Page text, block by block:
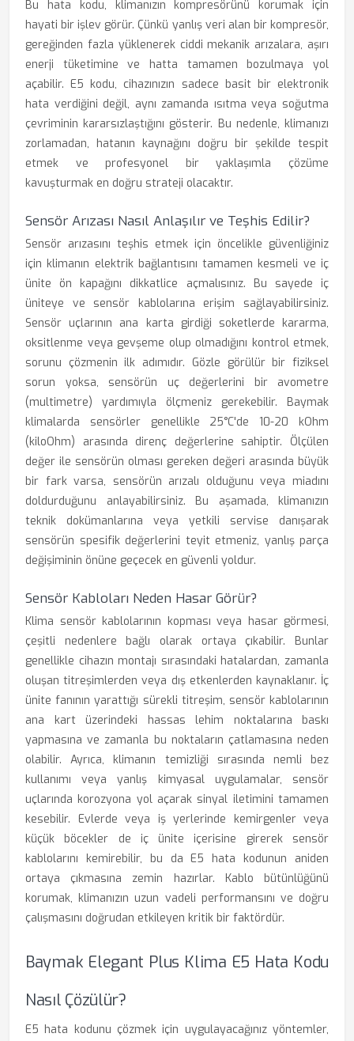
Bu hata kodu, klimanızın kompresörünü korumak için
hayati bir işlev görür. Çünkü yanlış veri alan bir kompresör,
gereğinden fazla yüklenerek ciddi mekanik arızalara, aşırı
enerji tüketimine ve hatta tamamen bozulmaya yol
açabilir. E5 kodu, cihazınızın sadece basit bir elektronik
hata verdiğini değil, aynı zamanda ısıtma veya soğutma
çevriminin kararsızlaştığını gösterir. Bu nedenle, klimanızı
zorlamadan, hatanın kaynağını doğru bir şekilde tespit
etmek ve profesyonel bir yaklaşımla çözüme
kavuşturmak en doğru strateji olacaktır.
Sensör Arızası Nasıl Anlaşılır ve Teşhis Edilir?
Sensör arızasını teşhis etmek için öncelikle güvenliğiniz
için klimanın elektrik bağlantısını tamamen kesmeli ve iç
ünite ön kapağını dikkatlice açmalısınız. Bu sayede iç
üniteye ve sensör kablolarına erişim sağlayabilirsiniz.
Sensör uçlarının ana karta girdiği soketlerde kararma,
oksitlenme veya gevşeme olup olmadığını kontrol etmek,
sorunu çözmenin ilk adımıdır. Gözle görülür bir fiziksel
sorun yoksa, sensörün uç değerlerini bir avometre
(multimetre) yardımıyla ölçmeniz gerekebilir. Baymak
klimalarda sensörler genellikle 25°C'de 10-20 kOhm
(kiloOhm) arasında direnç değerlerine sahiptir. Ölçülen
değer ile sensörün olması gereken değeri arasında büyük
bir fark varsa, sensörün arızalı olduğunu veya miadını
doldurduğunu anlayabilirsiniz. Bu aşamada, klimanızın
teknik dokümanlarına veya yetkili servise danışarak
sensörün spesifik değerlerini teyit etmeniz, yanlış parça
değişiminin önüne geçecek en güvenli yoldur.
Sensör Kabloları Neden Hasar Görür?
Klima sensör kablolarının kopması veya hasar görmesi,
çeşitli nedenlere bağlı olarak ortaya çıkabilir. Bunlar
genellikle cihazın montajı sırasındaki hatalardan, zamanla
oluşan titreşimlerden veya dış etkenlerden kaynaklanır. İç
ünite fanının yarattığı sürekli titreşim, sensör kablolarının
ana kart üzerindeki hassas lehim noktalarına baskı
yapmasına ve zamanla bu noktaların çatlamasına neden
olabilir. Ayrıca, klimanın temizliği sırasında nemli bez
kullanımı veya yanlış kimyasal uygulamalar, sensör
uçlarında korozyona yol açarak sinyal iletimini tamamen
kesebilir. Evlerde veya iş yerlerinde kemirgenler veya
küçük böcekler de iç ünite içerisine girerek sensör
kablolarını kemirebilir, bu da E5 hata kodunun aniden
ortaya çıkmasına zemin hazırlar. Kablo bütünlüğünü
korumak, klimanızın uzun vadeli performansını ve doğru
çalışmasını doğrudan etkileyen kritik bir faktördür.
Baymak Elegant Plus Klima E5 Hata Kodu
Nasıl Çözülür?
E5 hata kodunu çözmek için uygulayacağınız yöntemler,